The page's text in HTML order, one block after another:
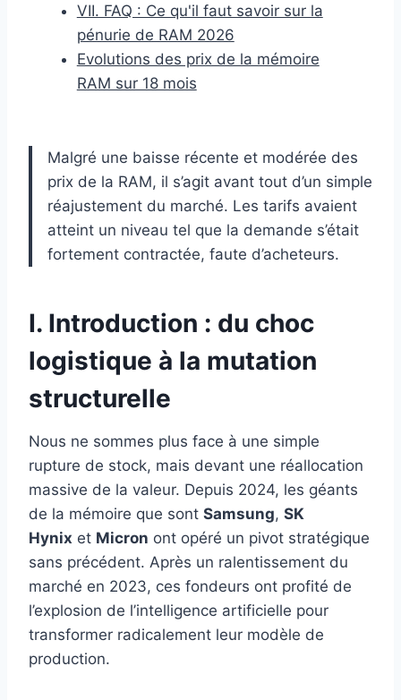
VII. FAQ : Ce qu'il faut savoir sur la
pénurie de RAM 2026
Evolutions des prix de la mémoire
RAM sur 18 mois
Malgré une baisse récente et modérée des
prix de la RAM, il s’agit avant tout d’un simple
réajustement du marché. Les tarifs avaient
atteint un niveau tel que la demande s’était
fortement contractée, faute d’acheteurs.
I. Introduction : du choc
logistique à la mutation
structurelle
Nous ne sommes plus face à une simple
rupture de stock, mais devant une réallocation
massive de la valeur. Depuis 2024, les géants
de la mémoire que sont Samsung, SK
Hynix et Micron ont opéré un pivot stratégique
sans précédent. Après un ralentissement du
marché en 2023, ces fondeurs ont profité de
l’explosion de l’intelligence artificielle pour
transformer radicalement leur modèle de
production.